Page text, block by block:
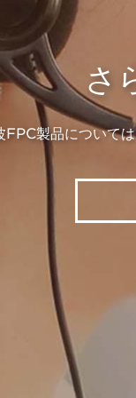
さ
FPC製品について